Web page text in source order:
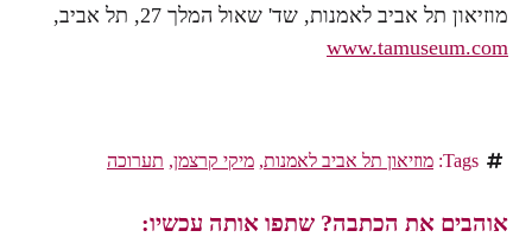
מוזיאון תל אביב לאמנות, שד' שאול המלך 27, תל אביב,
www.tamuseum.com
Tags: מוזיאון תל אביב לאמנות, מיקי קרצמן, תערוכה
אוהבים את הכתבה? שתפו אותה עכשיו: